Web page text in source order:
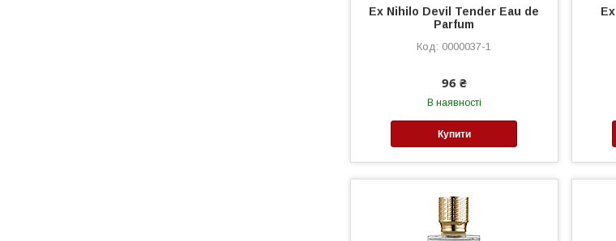
Ex Nihilo Devil Tender Eau de
Parfum
0000037-1
96 ₴
В наявності
Купити